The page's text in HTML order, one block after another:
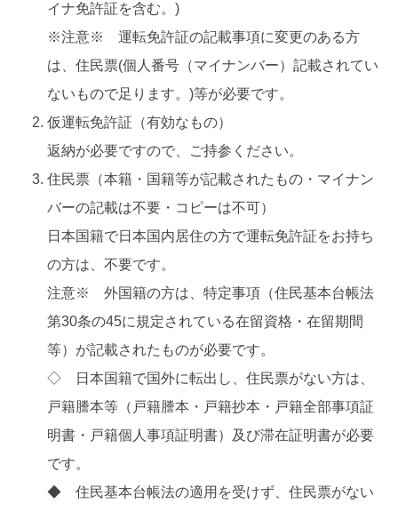
イナ免許証を含む。)
※注意※ 運転免許証の記載事項に変更のある方
は、住民票(個人番号（マイナンバー）記載されてい
ないもので足ります。)等が必要です。
仮運転免許証（有効なもの）
返納が必要ですので、ご持参ください。
住民票（本籍・国籍等が記載されたもの・マイナン
バーの記載は不要・コピーは不可）
日本国籍で日本国内居住の方で運転免許証をお持ち
の方は、不要です。
注意※ 外国籍の方は、特定事項（住民基本台帳法
第30条の45に規定されている在留資格・在留期間
等）が記載されたものが必要です。
◇ 日本国籍で国外に転出し、住民票がない方は、
戸籍謄本等（戸籍謄本・戸籍抄本・戸籍全部事項証
明書・戸籍個人事項証明書）及び滞在証明書が必要
です。
◆ 住民基本台帳法の適用を受けず、住民票がない